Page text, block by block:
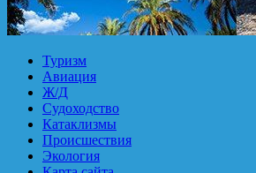
Туризм
Авиация
Ж/Д
Судоходство
Катаклизмы
Происшествия
Экология